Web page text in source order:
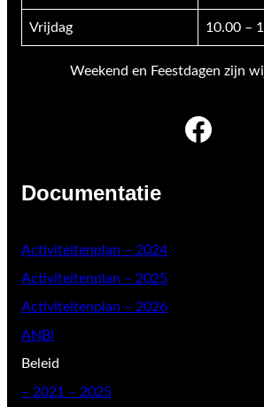
Vrijdag 10.00 –
Weekend en Feestdagen zijn
Facebook
Documentatie
Activiteitenplan – 2024
Activiteitenplan – 2025
Activiteitenplan – 2026
ANBI
Beleid
– 2021 – 2025